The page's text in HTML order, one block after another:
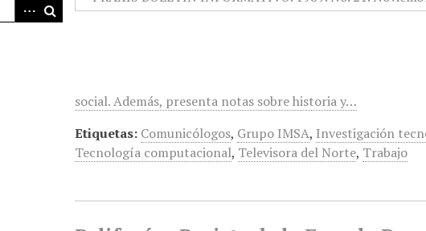
social. Además, presenta notas sobre historia y…
Etiquetas: Comunicólogos, Grupo IMSA, Investigación
Tecnología computacional, Televisora del Norte, Trabajo